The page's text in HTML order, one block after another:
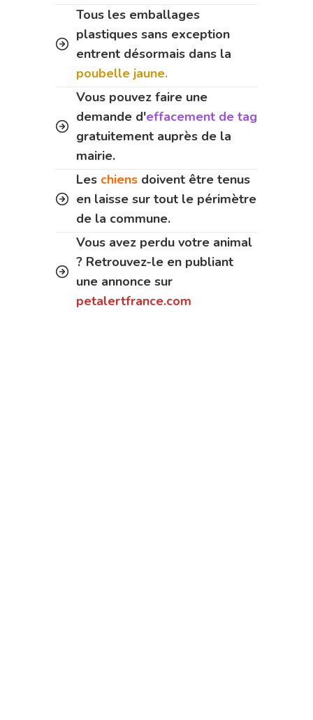
Tous les emballages
plastiques sans exception
entrent désormais dans la
poubelle jaune.
Vous pouvez faire une
demande d'effacement de tag
gratuitement auprès de la
mairie.
Les chiens doivent être tenus
en laisse sur tout le périmètre
de la commune.
Vous avez perdu votre animal
? Retrouvez-le en publiant
une annonce sur
petalertfrance.com